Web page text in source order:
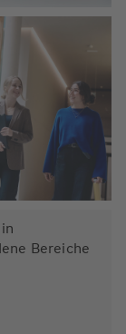
Bereiche